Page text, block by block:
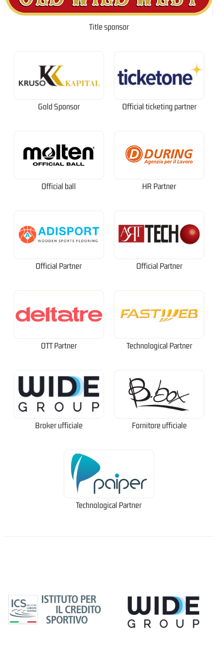
Title sponsor
Gold Sponsor Official ticketing partner
Official ball HR Partner
Official Partner Official Partner
OTT Partner Technological Partner
Broker ufficiale Fornitore ufficiale
Technological Partner